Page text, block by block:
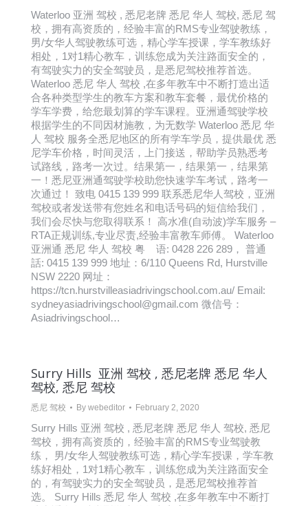
Waterloo 亚洲 驾校 , 悉尼老牌 悉尼 华人 驾校, 悉尼 驾
校，拥有高资质的，经验丰富的RMS专业驾驶教练，
男/女华人驾驶教练可选，精心学车授课，学车教练好
相处，1对1精心教车，训练您成为关注路面安全的，
有驾驶实力的安全驾驶员，是悉尼驾校推荐首选。
Waterloo 悉尼 华人 驾校 ,在多年教车中不断打造出适
合各种类型学生的教车方案和教车套餐，最优价格的
学车学费，给您最划算的学车课程。亚洲通驾驶学校
根据学生的不同因材施教，为无数学 Waterloo 悉尼 华
人 驾校 服务全悉尼地区的所有学车学员，提供最优 悉
尼学车价格，时间灵活，上门接送，帮助学员熟悉考
试路线，路考一次过。结果第一，结果第一，结果第
一！悉尼亚洲通驾驶学校助您快速学车考试，路考一
次通过！ 致电 0415 139 999 联系悉尼华人驾校，亚洲
驾校或者发送带有您姓名和电话号码的短信给我们，
我们会尽快与您取得联系！ 高水准(自动波)学车服务 –
RTA正规训练,专业尽责,经验丰富教车师傅。 Waterloo
亚洲通 悉尼 华人 驾校 粤 语: 0428 226 289， 普通
話: 0415 139 999 地址：6/110 Queens Rd, Hurstville
NSW 2220 网址：
https://tcn.hurstvilleasiadrivingschool.com.au/ Email:
sydneyasiadrivingschool@gmail.com 微信号：
Asiadrivingschool…
Surry Hills 亚洲 驾校 , 悉尼老牌 悉尼 华人
驾校, 悉尼 驾校
悉尼 驾校 By webeditor February 2, 2020
Surry Hills 亚洲 驾校 , 悉尼老牌 悉尼 华人 驾校, 悉尼
驾校，拥有高资质的，经验丰富的RMS专业驾驶教
练， 男/女华人驾驶教练可选，精心学车授课，学车教
练好相处，1对1精心教车，训练您成为关注路面安全
的，有驾驶实力的安全驾驶员，是悉尼驾校推荐首
选。 Surry Hills 悉尼 华人 驾校 ,在多年教车中不断打